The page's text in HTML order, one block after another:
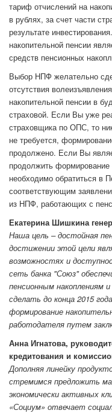
тариф отчислений на
в рублях, за счет части
результате
накопительной пенсии
средств пенсионных
Выбор НПФ желательно
отсутствия
накопительной пенсии в
страховой. Если Вы уже
страховщика по ОПС, то
не требуется,
продолжено. Если Вы
продолжить
необходимо обратиться в
соответствующим
из НПФ, работающих с
Екатерина Шишкина
Наша цель – достойная
достижении этой цели
возможностях и
сеть банка "Союз"
пенсионным накоплениям
сделать до конца 2015
формирование
работодателя путем
Анна Игнатова,
кредитования и
Дополняя линейку
стремимся предложить
экономически активных
«Социум» отвечает